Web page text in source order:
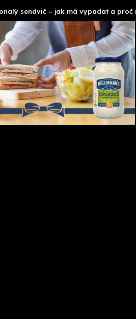
sendvič – jak má vypadat a proč